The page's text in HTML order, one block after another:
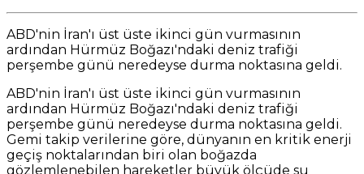
ABD'nin İran'ı üst üste ikinci gün vurmasının
ardından Hürmüz Boğazı'ndaki deniz trafiği
perşembe günü neredeyse durma noktasına geldi.
ABD'nin İran'ı üst üste ikinci gün vurmasının
ardından Hürmüz Boğazı'ndaki deniz trafiği
perşembe günü neredeyse durma noktasına geldi.
Gemi takip verilerine göre, dünyanın en kritik enerji
geçiş noktalarından biri olan boğazda
gözlemlenebilen hareketler büyük ölçüde su